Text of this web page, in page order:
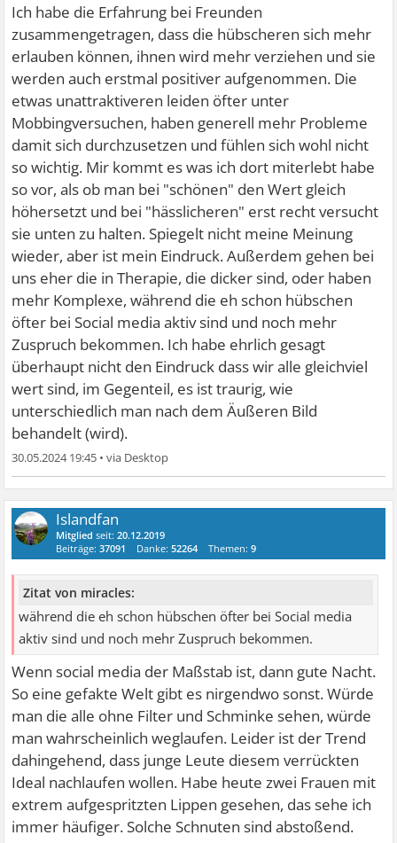
Ich habe die Erfahrung bei Freunden
zusammengetragen, dass die hübscheren sich mehr
erlauben können, ihnen wird mehr verziehen und sie
werden auch erstmal positiver aufgenommen. Die
etwas unattraktiveren leiden öfter unter
Mobbingversuchen, haben generell mehr Probleme
damit sich durchzusetzen und fühlen sich wohl nicht
so wichtig. Mir kommt es was ich dort miterlebt habe
so vor, als ob man bei "schönen" den Wert gleich
höhersetzt und bei "hässlicheren" erst recht versucht
sie unten zu halten. Spiegelt nicht meine Meinung
wieder, aber ist mein Eindruck. Außerdem gehen bei
uns eher die in Therapie, die dicker sind, oder haben
mehr Komplexe, während die eh schon hübschen
öfter bei Social media aktiv sind und noch mehr
Zuspruch bekommen. Ich habe ehrlich gesagt
überhaupt nicht den Eindruck dass wir alle gleichviel
wert sind, im Gegenteil, es ist traurig, wie
unterschiedlich man nach dem Äußeren Bild
behandelt (wird).
30.05.2024 19:45 •
Islandfan
Mitglied seit:20.12.2019
Beiträge:37091 Danke:52264 Themen:9
Zitat von miracles:
während die eh schon hübschen öfter bei Social media
aktiv sind und noch mehr Zuspruch bekommen.
Wenn social media der Maßstab ist, dann gute Nacht.
So eine gefakte Welt gibt es nirgendwo sonst. Würde
man die alle ohne Filter und Schminke sehen, würde
man wahrscheinlich weglaufen. Leider ist der Trend
dahingehend, dass junge Leute diesem verrückten
Ideal nachlaufen wollen. Habe heute zwei Frauen mit
extrem aufgespritzten Lippen gesehen, das sehe ich
immer häufiger. Solche Schnuten sind abstoßend.